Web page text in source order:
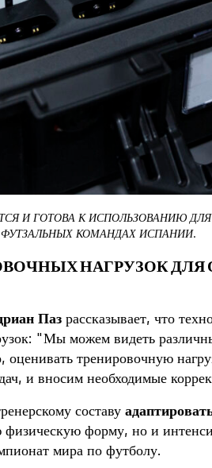
И ГОТОВА К ИСПОЛЬЗОВАНИЮ
КОМАНДАХ ИСПАНИИ.
НАГРУЗОК
Паз рассказывает, что
"Мы можем видеть
оценивать тренировочную
и вносим необходимые
составу
форму, но и
мира по футболу.